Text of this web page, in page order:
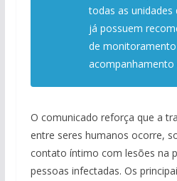
todas as unidades
já possuem
de
acompanhamento
O comunicado reforça que a
entre seres humanos ocorre,
contato íntimo com lesões na
pessoas infectadas. Os